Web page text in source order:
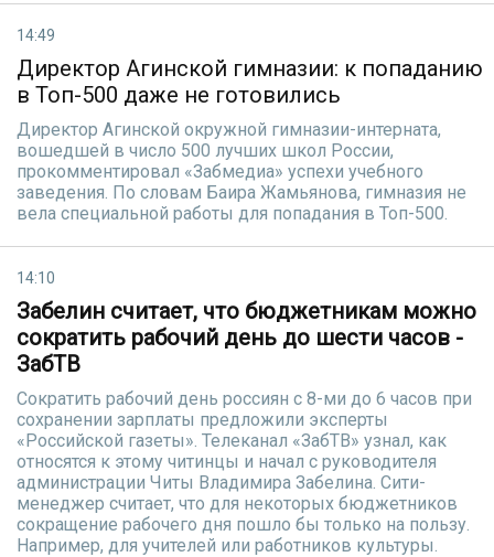
14:49
Директор Агинской гимназии: к попаданию
в Топ-500 даже не готовились
Директор Агинской окружной гимназии-интерната,
вошедшей в число 500 лучших школ России,
прокомментировал «Забмедиа» успехи учебного
заведения. По словам Баира Жамьянова, гимназия не
вела специальной работы для попадания в Топ-500.
14:10
Забелин считает, что бюджетникам можно
сократить рабочий день до шести часов -
ЗабТВ
Сократить рабочий день россиян с 8-ми до 6 часов при
сохранении зарплаты предложили эксперты
«Российской газеты». Телеканал «ЗабТВ» узнал, как
относятся к этому читинцы и начал с руководителя
администрации Читы Владимира Забелина. Сити-
менеджер считает, что для некоторых бюджетников
сокращение рабочего дня пошло бы только на пользу.
Например, для учителей или работников культуры.